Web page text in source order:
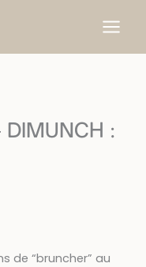
:
de “bruncher” au